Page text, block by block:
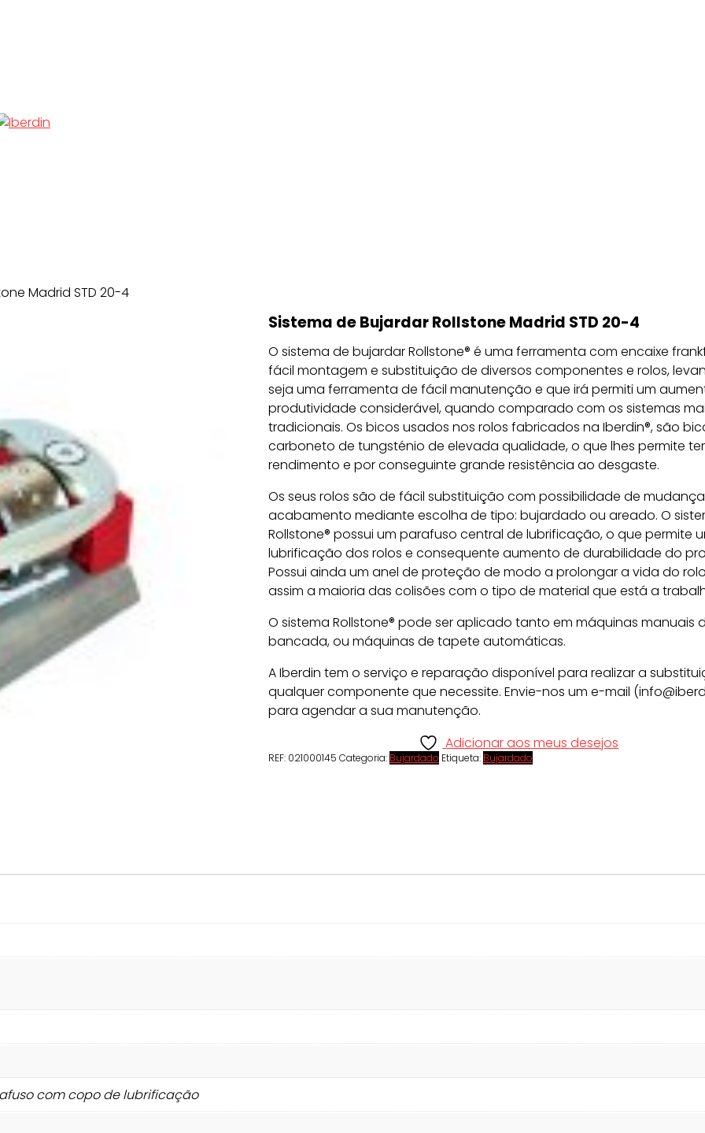
Madrid STD 20-4
Sistema de Bujardar Rollstone Madrid STD 20-4
O sistema de bujardar Rollstone® é uma ferramenta com encaixe
fácil montagem e substituição de diversos componentes e rolos,
seja uma ferramenta de fácil manutenção e que irá permiti um
produtividade considerável, quando comparado com os sistemas
tradicionais. Os bicos usados nos rolos fabricados na Iberdin®, são
carboneto de tungsténio de elevada qualidade, o que lhes permite
rendimento e por conseguinte grande resistência ao desgaste.
Os seus rolos são de fácil substituição com possibilidade de
acabamento mediante escolha de tipo: bujardado ou areado. O
Rollstone® possui um parafuso central de lubrificação, o que permite
lubrificação dos rolos e consequente aumento de durabilidade do
Possui ainda um anel de proteção de modo a prolongar a vida do
assim a maioria das colisões com o tipo de material que está a
O sistema Rollstone® pode ser aplicado tanto em máquinas manuais
bancada, ou máquinas de tapete automáticas.
A Iberdin tem o serviço e reparação disponível para realizar a
qualquer componente que necessite. Envie-nos um e-mail
para agendar a sua manutenção.
Adicionar aos meus desejos
REF: 021000145 Categoria: Bujardado Etiqueta: Bujardado
com copo de lubrificação